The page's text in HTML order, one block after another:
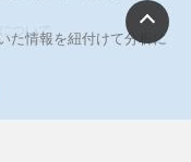
ついて
た情報を紐付けて分析に